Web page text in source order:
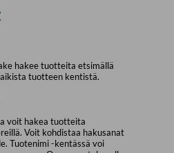
hakee tuotteita etsimällä
tuotteen kentistä.
voit hakea tuotteita
Voit kohdistaa hakusanat
Tuotenimi -kentässä voi